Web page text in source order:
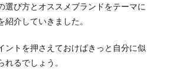
選び方とオススメブランドをテーマに
介していきました。
ントを押さえておけばきっと自分に似
るでしょう。